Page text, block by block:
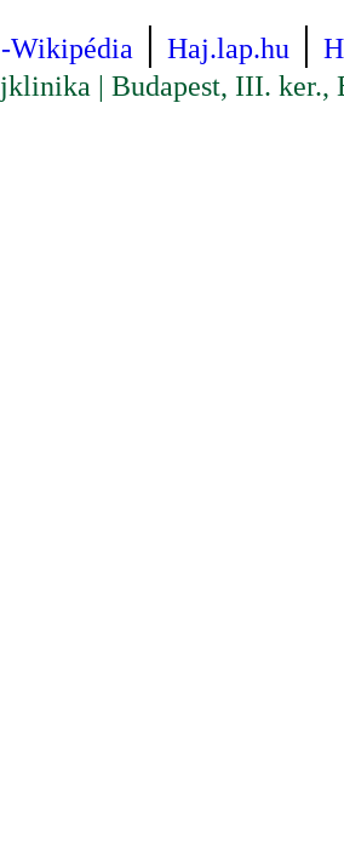
Wikipédia | Haj.lap.hu |
| Budapest, III. ker.,